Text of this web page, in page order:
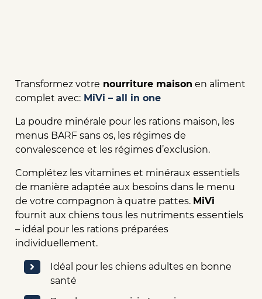
Transformez votre nourriture maison en aliment
complet avec: MiVi – all in one
La poudre minérale pour les rations maison, les
menus BARF sans os, les régimes de
convalescence et les régimes d’exclusion.
Complétez les vitamines et minéraux essentiels
de manière adaptée aux besoins dans le menu
de votre compagnon à quatre pattes. MiVi
fournit aux chiens tous les nutriments essentiels
– idéal pour les rations préparées
individuellement.
Idéal pour les chiens adultes en bonne
santé